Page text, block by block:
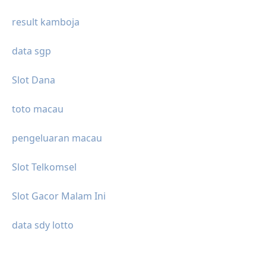
result kamboja
data sgp
Slot Dana
toto macau
pengeluaran macau
Slot Telkomsel
Slot Gacor Malam Ini
data sdy lotto